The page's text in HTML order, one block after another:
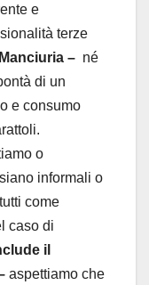
e
terze
– né
di un
e consumo
o
informali o
come
caso di
il
aspettiamo che